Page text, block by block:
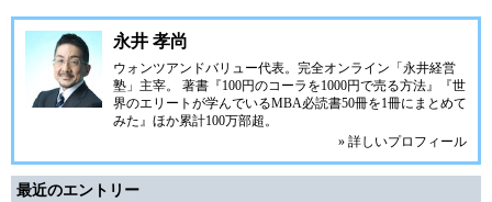
永井 孝尚
ウォンツアンドバリュー代表。完全オンライン「永井経営
塾」主宰。 著書『100円のコーラを1000円で売る方法』『世
界のエリートが学んでいるMBA必読書50冊を1冊にまとめて
みた』ほか累計100万部超。
» 詳しいプロフィール
最近のエントリー